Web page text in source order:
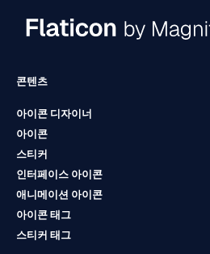
콘텐츠
아이콘 디자이너
아이콘
스티커
인터페이스 아이콘
애니메이션 아이콘
아이콘 태그
스티커 태그